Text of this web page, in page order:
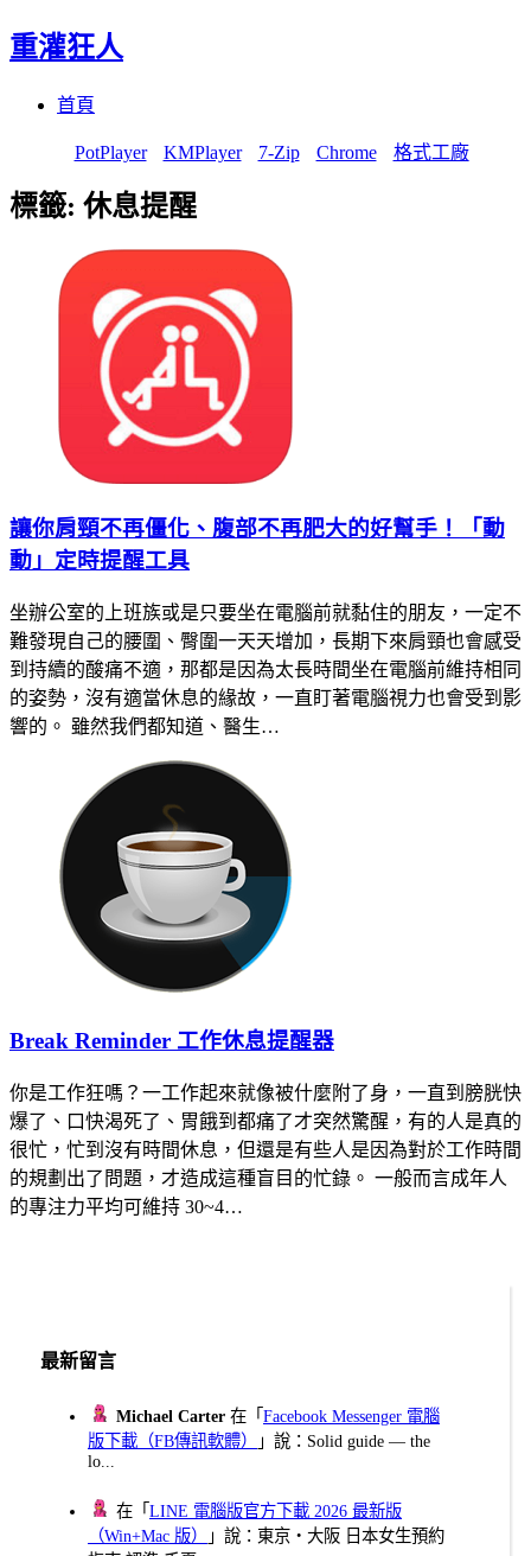
重灌狂人
首頁
PotPlayer KMPlayer 7-Zip Chrome 格式工廠
標籤: 休息提醒
讓你肩頸不再僵化、腹部不再肥大的好幫手！「動
動」定時提醒工具
坐辦公室的上班族或是只要坐在電腦前就黏住的朋友，一定不
難發現自己的腰圍、臀圍一天天增加，長期下來肩頸也會感受
到持續的酸痛不適，那都是因為太長時間坐在電腦前維持相同
的姿勢，沒有適當休息的緣故，一直盯著電腦視力也會受到影
響的。 雖然我們都知道、醫生…
Break Reminder 工作休息提醒器
你是工作狂嗎？一工作起來就像被什麼附了身，一直到膀胱快
爆了、口快渴死了、胃餓到都痛了才突然驚醒，有的人是真的
很忙，忙到沒有時間休息，但還是有些人是因為對於工作時間
的規劃出了問題，才造成這種盲目的忙錄。 一般而言成年人
的專注力平均可維持 30~4…
最新留言
Michael Carter 在「Facebook Messenger 電腦
版下載（FB傳訊軟體）
」說：Solid guide — the
lo...
在「LINE 電腦版官方下載 2026 最新版
（Win+Mac 版）
」說：東京・大阪 日本女生預約